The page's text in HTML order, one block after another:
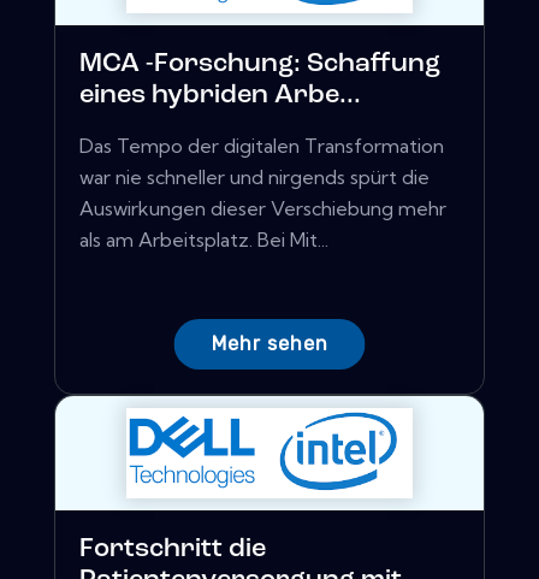
MCA -Forschung: Schaffung
eines hybriden Arbe...
Das Tempo der digitalen Transformation
war nie schneller und nirgends spürt die
Auswirkungen dieser Verschiebung mehr
als am Arbeitsplatz. Bei Mit...
Mehr sehen
Fortschritt die